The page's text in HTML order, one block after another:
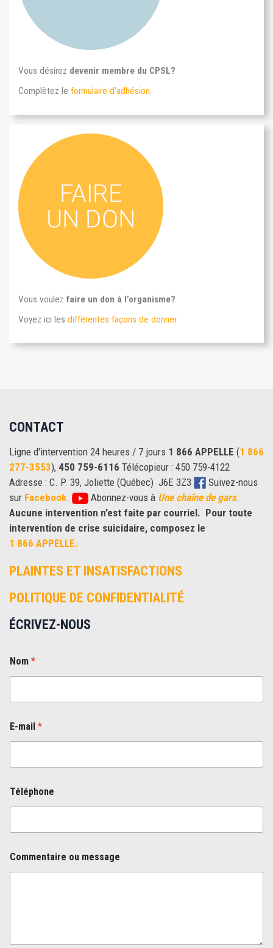
Vous désirez devenir membre du CPSL?
Complètez le formulaire d’adhésion.
Vous voulez faire un don à l’organisme?
Voyez ici les différentes façons de donner
CONTACT
Ligne d'intervention 24 heures / 7 jours 1 866 APPELLE (1 866
277-3553), 450 759-6116 Télécopieur : 450 759-4122
Adresse : C. P. 39, Joliette (Québec) J6E 3Z3
Suivez-nous
sur Facebook. Abonnez-vous à Une chaîne de gars.
Aucune intervention n’est faite par courriel. Pour toute
intervention de crise suicidaire, composez le
1 866 APPELLE.
PLAINTES ET INSATISFACTIONS
POLITIQUE DE CONFIDENTIALITÉ
ÉCRIVEZ-NOUS
Nom *
E-mail *
Téléphone
e
s
Commentaire ou message